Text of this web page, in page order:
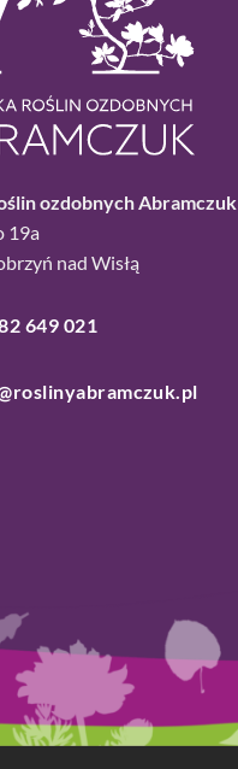
ozdobnych Abramczuk
19a
nad Wisłą
649 021